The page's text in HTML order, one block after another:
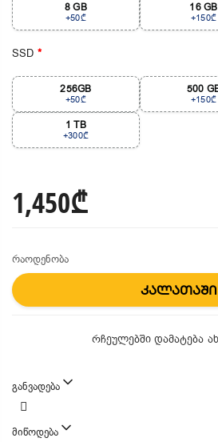
8 GB
+50₾
16 GB
+150₾
SSD
256GB
+50₾
500
+150₾
1 TB
+300₾
1,450₾
რაოდენობა
კალათაში
რჩეულებში დამატება
განვადება
მიწოდება